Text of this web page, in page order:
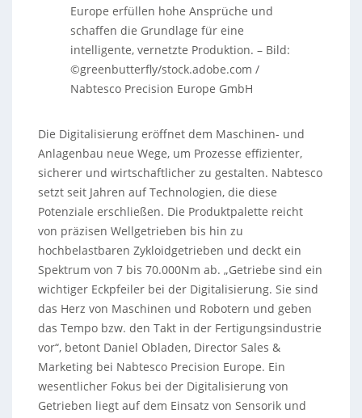
Europe erfüllen hohe Ansprüche und
schaffen die Grundlage für eine
intelligente, vernetzte Produktion. – Bild:
©greenbutterfly/stock.adobe.com /
Nabtesco Precision Europe GmbH
Die Digitalisierung eröffnet dem Maschinen- und
Anlagenbau neue Wege, um Prozesse effizienter,
sicherer und wirtschaftlicher zu gestalten. Nabtesco
setzt seit Jahren auf Technologien, die diese
Potenziale erschließen. Die Produktpalette reicht
von präzisen Wellgetrieben bis hin zu
hochbelastbaren Zykloidgetrieben und deckt ein
Spektrum von 7 bis 70.000Nm ab. „Getriebe sind ein
wichtiger Eckpfeiler bei der Digitalisierung. Sie sind
das Herz von Maschinen und Robotern und geben
das Tempo bzw. den Takt in der Fertigungsindustrie
vor“, betont Daniel Obladen, Director Sales &
Marketing bei Nabtesco Precision Europe. Ein
wesentlicher Fokus bei der Digitalisierung von
Getrieben liegt auf dem Einsatz von Sensorik und